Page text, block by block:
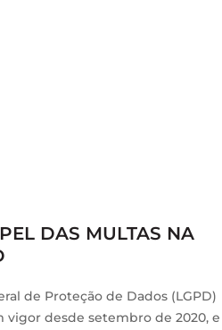
DAS MULTAS NA
de Proteção de Dados (LGPD)
vigor desde setembro de 2020, e